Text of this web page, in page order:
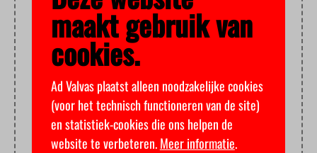
OLIJHOEK
maakt gebruik van
cookies.
Ad Valvas plaatst alleen noodzakelijke cookies
(voor het technisch functioneren van de site)
en statistiek-cookies die ons helpen de
website te verbeteren.Meer informatie.